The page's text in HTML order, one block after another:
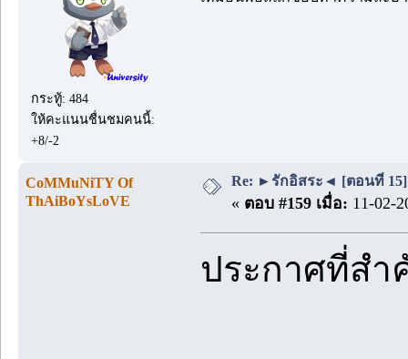
กระทู้: 484
ให้คะแนนชื่นชมคนนี้:
+8/-2
CoMMuNiTY Of
ThAiBoYsLoVE
Re: ►รักอิสระ◄ [ตอนที่ 15]
« ตอบ #159 เมื่อ: 11-02-
ประกาศที่ส